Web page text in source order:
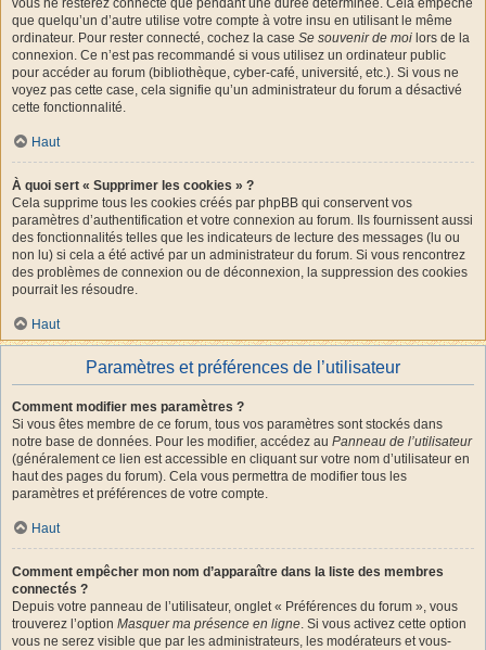
vous ne resterez connecté que pendant une durée déterminée. Cela empêche
que quelqu’un d’autre utilise votre compte à votre insu en utilisant le même
ordinateur. Pour rester connecté, cochez la case Se souvenir de moi lors de la
connexion. Ce n’est pas recommandé si vous utilisez un ordinateur public
pour accéder au forum (bibliothèque, cyber-café, université, etc.). Si vous ne
voyez pas cette case, cela signifie qu’un administrateur du forum a désactivé
cette fonctionnalité.
Haut
À quoi sert « Supprimer les cookies » ?
Cela supprime tous les cookies créés par phpBB qui conservent vos
paramètres d’authentification et votre connexion au forum. Ils fournissent aussi
des fonctionnalités telles que les indicateurs de lecture des messages (lu ou
non lu) si cela a été activé par un administrateur du forum. Si vous rencontrez
des problèmes de connexion ou de déconnexion, la suppression des cookies
pourrait les résoudre.
Haut
Paramètres et préférences de l’utilisateur
Comment modifier mes paramètres ?
Si vous êtes membre de ce forum, tous vos paramètres sont stockés dans
notre base de données. Pour les modifier, accédez au Panneau de l’utilisateur
(généralement ce lien est accessible en cliquant sur votre nom d’utilisateur en
haut des pages du forum). Cela vous permettra de modifier tous les
paramètres et préférences de votre compte.
Haut
Comment empêcher mon nom d’apparaître dans la liste des membres
connectés ?
Depuis votre panneau de l’utilisateur, onglet « Préférences du forum », vous
trouverez l’option Masquer ma présence en ligne. Si vous activez cette option
vous ne serez visible que par les administrateurs, les modérateurs et vous-